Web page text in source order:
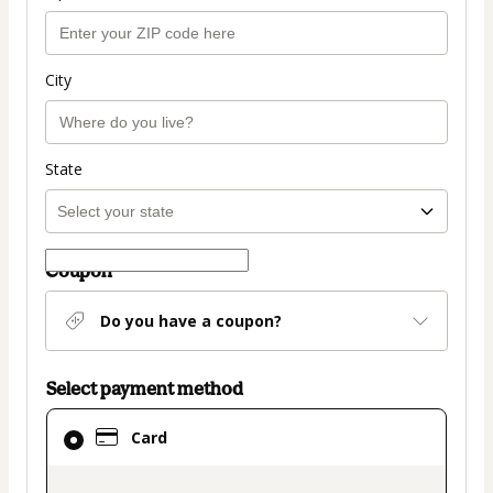
City
State
Coupon
Do you have a coupon?
Select payment method
Card
Card
selected